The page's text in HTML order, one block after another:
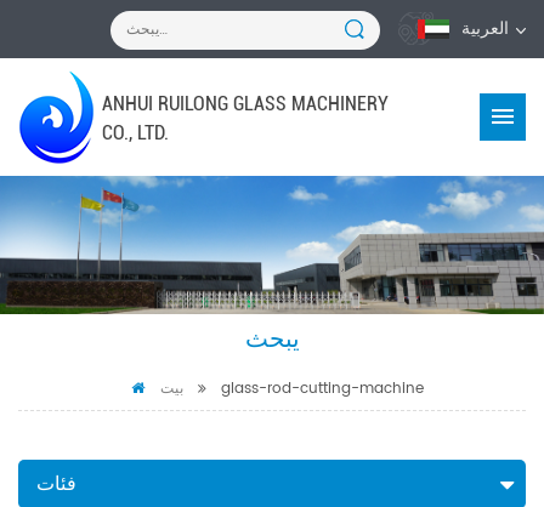
العربية
ANHUI RUILONG GLASS MACHINERY
CO., LTD.
يبحث
بيت glass-rod-cutting-machine
فئات